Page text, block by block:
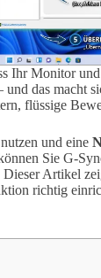
Ihr Monitor
und das macht
flüssige
und eine
Sie G-
Artikel
richtig